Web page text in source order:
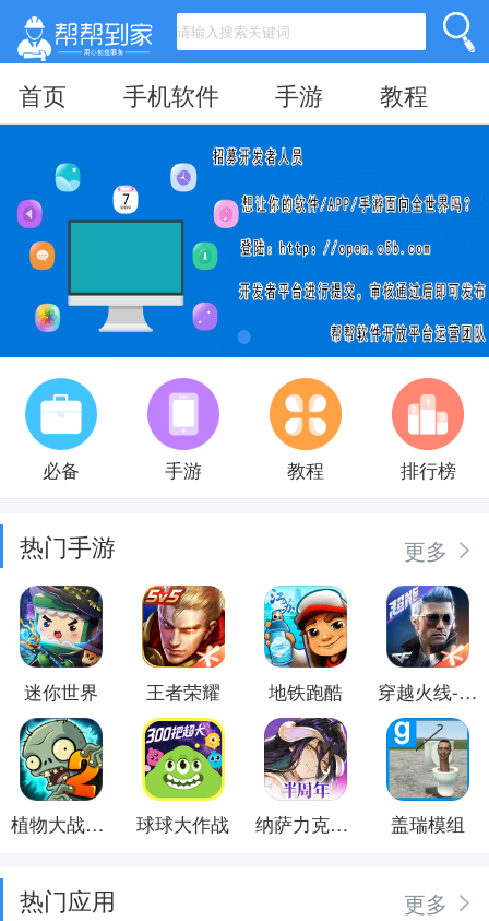
首页 手机软件 手游 教程
必备 手游 教程 排行榜
热门手游 更多
迷你世界 王者荣耀 地铁跑酷 穿越火线-枪战王者
植物大战僵尸2 球球大作战 纳萨力克之王 盖瑞模组
热门应用 更多